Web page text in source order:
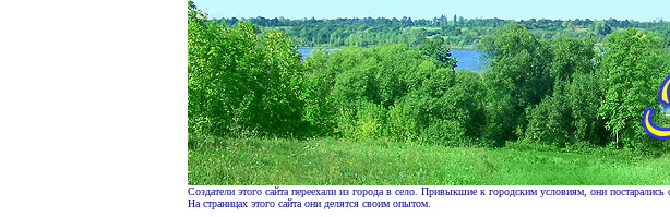
Создатели этого сайта переехали из города в село. Привыкшие к городским условиям, они
На страницах этого сайта они делятся своим опытом.